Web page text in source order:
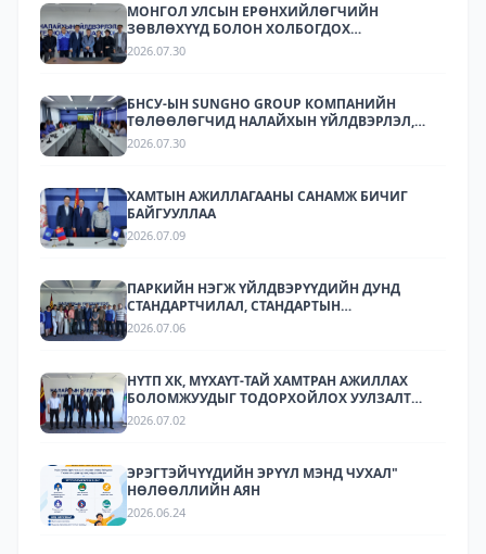
МОНГОЛ УЛСЫН ЕРӨНХИЙЛӨГЧИЙН
ЗӨВЛӨХҮҮД БОЛОН ХОЛБОГДОХ
БАЙГУУЛЛАГУУДЫН ТӨЛӨӨЛӨЛ НАЛАЙХЫН
2026.07.30
БНСУ-ЫН SUNGHO GROUP КОМПАНИЙН
ТӨЛӨӨЛӨГЧИД НАЛАЙХЫН ҮЙЛДВЭРЛЭЛ,
ТЕХНОЛОГИЙН ПАРКТ АЖИЛЛАЛАА.
2026.07.30
ХАМТЫН АЖИЛЛАГААНЫ САНАМЖ БИЧИГ
БАЙГУУЛЛАА
2026.07.09
ПАРКИЙН НЭГЖ ҮЙЛДВЭРҮҮДИЙН ДУНД
СТАНДАРТЧИЛАЛ, СТАНДАРТЫН
ХЭРЭГЖИЛТИЙН ТАЛААР СУРГАЛТ,
2026.07.06
НҮТП ХК, МҮХАҮТ-ТАЙ ХАМТРАН АЖИЛЛАХ
БОЛОМЖУУДЫГ ТОДОРХОЙЛОХ УУЛЗАЛТ
ЗОХИОН БАЙГУУЛАГДЛАА.
2026.07.02
ЭРЭГТЭЙЧҮҮДИЙН ЭРҮҮЛ МЭНД ЧУХАЛ"
НӨЛӨӨЛЛИЙН АЯН
2026.06.24